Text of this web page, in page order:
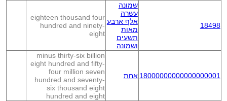
18498
שמונה
עשרה
אלף ארבע
מאות
תשעים
ושמונה
eighteen thousand four
hundred and ninety-
eight
18000000000000000001 אחת
minus thirty-six billion
eight hundred and fifty-
four million seven
hundred and seventy-
six thousand eight
hundred and eight